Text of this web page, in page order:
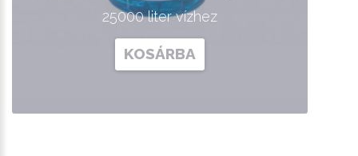
25000 liter vízhez
KOSÁRBA